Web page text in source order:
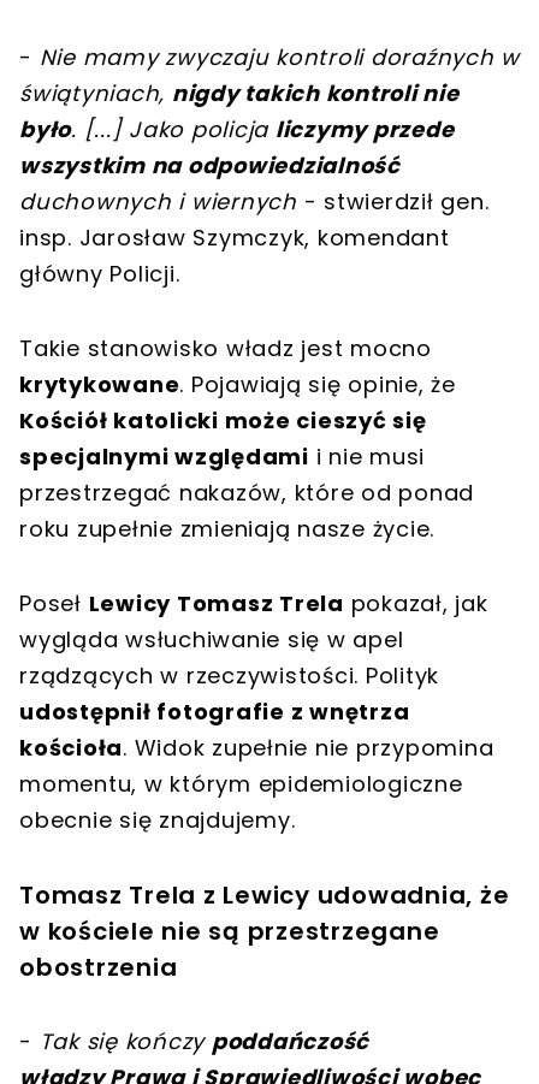
- Nie mamy zwyczaju kontroli doraźnych w
świątyniach, nigdy takich kontroli nie
było. [...]Jako policja liczymy przede
wszystkim na odpowiedzialność
duchownych i wiernych - stwierdził gen.
insp. Jarosław Szymczyk, komendant
główny Policji.
Takie stanowisko władz jest mocno
krytykowane. Pojawiają się opinie, że
Kościół katolicki może cieszyć się
specjalnymi względami i nie musi
przestrzegać nakazów, które od ponad
roku zupełnie zmieniają nasze życie.
Poseł Lewicy Tomasz Trela pokazał, jak
wygląda wsłuchiwanie się w apel
rządzących w rzeczywistości. Polityk
udostępnił fotografie z wnętrza
kościoła. Widok zupełnie nie przypomina
momentu, w którym epidemiologiczne
obecnie się znajdujemy.
Tomasz Trela z Lewicy udowadnia, że
w kościele nie są przestrzegane
obostrzenia
- Tak się kończy poddańczość
władzy Prawa i Sprawiedliwości wobec